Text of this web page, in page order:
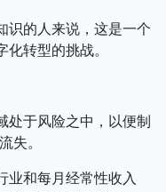
识的人来说，这是一个
转型的挑战。
处于风险之中，以便制
失。
业和每月经常性收入